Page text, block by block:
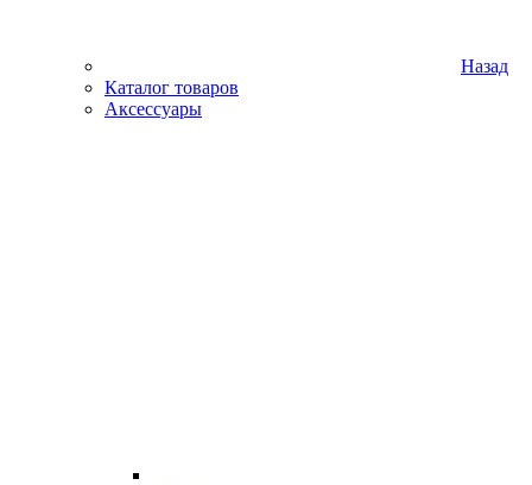
Назад
Каталог товаров
Аксессуары